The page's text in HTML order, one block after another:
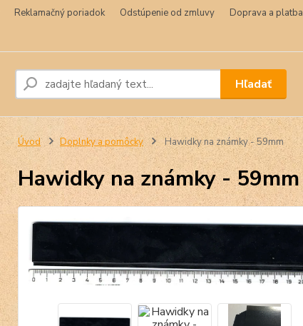
Reklamačný poriadok Odstúpenie od zmluvy Doprava a platba
Hľadať
Úvod Doplnky a pomôcky Hawidky na známky - 59mm
Hawidky na známky - 59mm